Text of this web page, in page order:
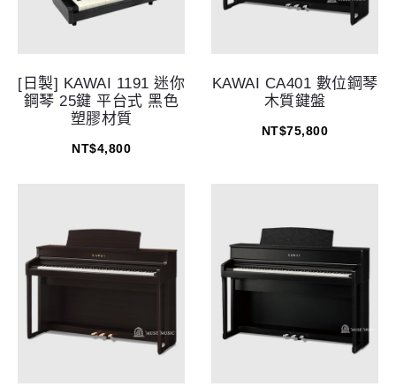
[日製] KAWAI 1191 迷你
鋼琴 25鍵 平台式 黑色
塑膠材質
NT$4,800
KAWAI CA401 數位鋼琴
木質鍵盤
NT$75,800